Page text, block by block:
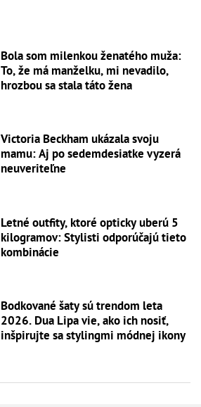
Bola som milenkou ženatého muža:
To, že má manželku, mi nevadilo,
hrozbou sa stala táto žena
Victoria Beckham ukázala svoju
mamu: Aj po sedemdesiatke vyzerá
neuveriteľne
Letné outfity, ktoré opticky uberú 5
kilogramov: Stylisti odporúčajú tieto
kombinácie
Bodkované šaty sú trendom leta
2026. Dua Lipa vie, ako ich nosiť,
inšpirujte sa stylingmi módnej ikony